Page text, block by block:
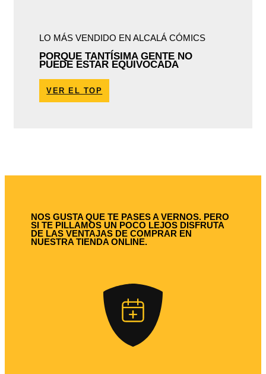
LO MÁS VENDIDO EN ALCALÁ CÓMICS
PORQUE TANTÍSIMA GENTE NO
PUEDE ESTAR EQUIVOCADA
VER EL TOP
NOS GUSTA QUE TE PASES A VERNOS. PERO
SI TE PILLAMOS UN POCO LEJOS DISFRUTA
DE LAS VENTAJAS DE COMPRAR EN
NUESTRA TIENDA ONLINE.